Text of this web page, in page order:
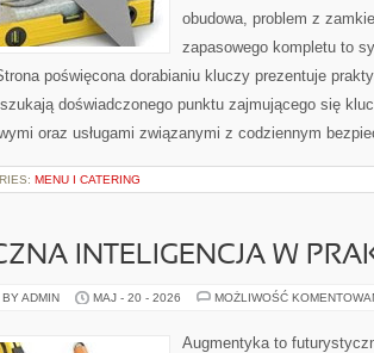
obudowa, problem z
zapasowego kompletu to
poświęcona dorabianiu kluczy prezentuje
doświadczonego punktu zajmującego się
oraz usługami związanymi z codziennym
MENU I CATERING
INTELIGENCJA W
ADMIN MAJ - 20 - 2026 MOŻLIWOŚĆ
Augmentyka to